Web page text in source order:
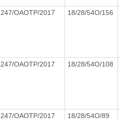
247/OAOTP/2017 18/28/54O/156
247/OAOTP/2017 18/28/54O/108
247/OAOTP/2017 18/28/54O/89